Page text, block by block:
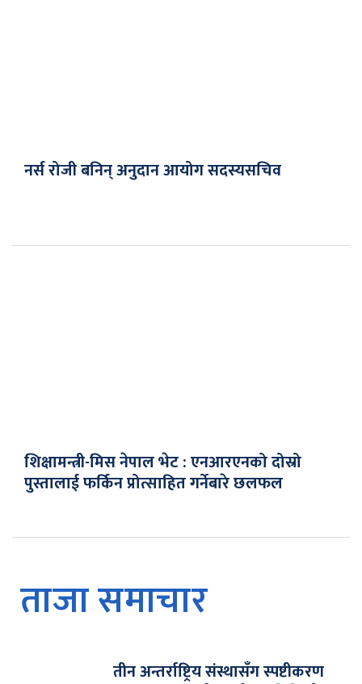
नर्स रोजी बनिन् अनुदान आयोग सदस्यसचिव
शिक्षामन्त्री-मिस नेपाल भेट : एनआरएनको दोस्रो
पुस्तालाई फर्किन प्रोत्साहित गर्नेबारे छलफल
ताजा समाचार
तीन अन्तर्राष्ट्रिय संस्थासँग स्पष्टीकरण